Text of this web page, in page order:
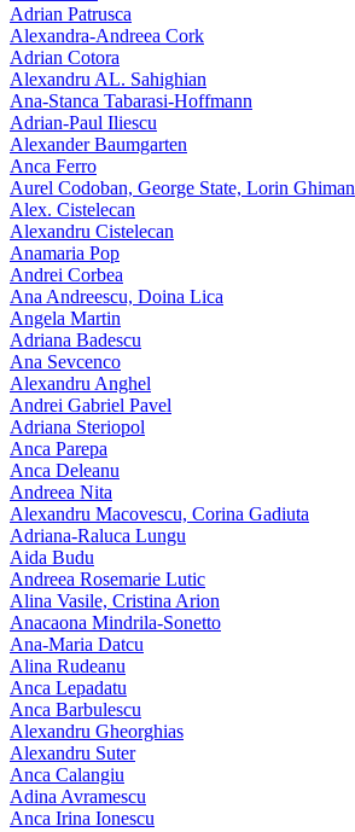
Adrian Patrusca
Alexandra-Andreea Cork
Adrian Cotora
Alexandru AL. Sahighian
Ana-Stanca Tabarasi-Hoffmann
Adrian-Paul Iliescu
Alexander Baumgarten
Anca Ferro
Aurel Codoban, George State, Lorin Ghiman
Alex. Cistelecan
Alexandru Cistelecan
Anamaria Pop
Andrei Corbea
Ana Andreescu, Doina Lica
Angela Martin
Adriana Badescu
Ana Sevcenco
Alexandru Anghel
Andrei Gabriel Pavel
Adriana Steriopol
Anca Parepa
Anca Deleanu
Andreea Nita
Alexandru Macovescu, Corina Gadiuta
Adriana-Raluca Lungu
Aida Budu
Andreea Rosemarie Lutic
Alina Vasile, Cristina Arion
Anacaona Mindrila-Sonetto
Ana-Maria Datcu
Alina Rudeanu
Anca Lepadatu
Anca Barbulescu
Alexandru Gheorghias
Alexandru Suter
Anca Calangiu
Adina Avramescu
Anca Irina Ionescu